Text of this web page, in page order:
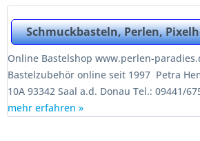
Schmuckbasteln, Perlen,
Online Bastelshop www.perlen-
Bastelzubehör online seit 1997 Petra
10A 93342 Saal a.d. Donau Tel.: 09441/
mehr erfahren »